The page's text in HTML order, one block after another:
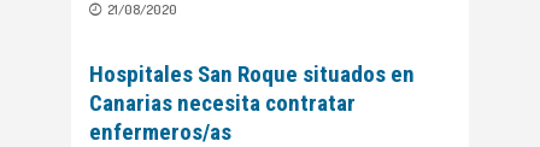
21/08/2020
Hospitales San Roque situados en
Canarias necesita contratar
enfermeros/as